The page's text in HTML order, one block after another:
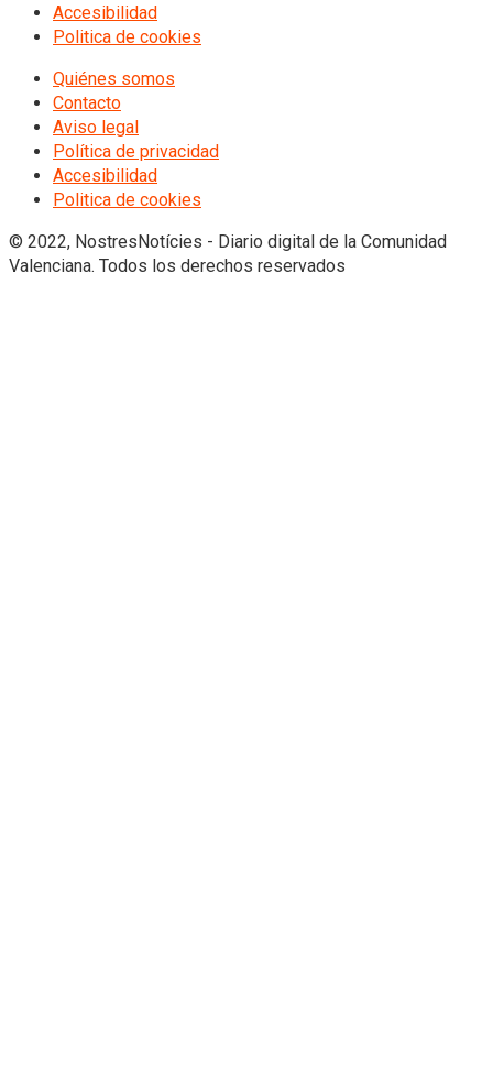
Accesibilidad
Politica de cookies
Quiénes somos
Contacto
Aviso legal
Política de privacidad
Accesibilidad
Politica de cookies
© 2022, NostresNotícies - Diario digital de la Comunidad
Valenciana. Todos los derechos reservados